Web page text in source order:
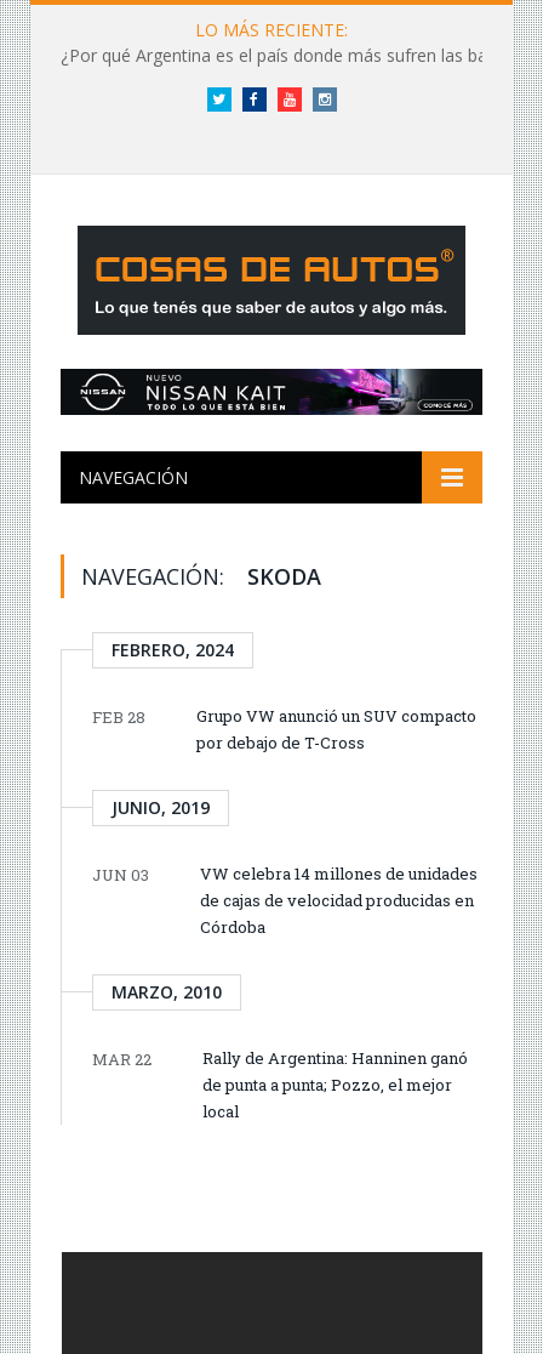
LO MÁS RECIENTE:
¿Por qué Argentina es el país donde más sufren las baterías?
Twitter FacebookYouTubeInstagram
NAVEGACIÓN
NAVEGACIÓN: SKODA
FEBRERO, 2024
FEB 28
Grupo VW anunció un SUV compacto
por debajo de T-Cross
JUNIO, 2019
JUN 03
VW celebra 14 millones de unidades
de cajas de velocidad producidas en
Córdoba
MARZO, 2010
MAR 22
Rally de Argentina: Hanninen ganó
de punta a punta; Pozzo, el mejor
local